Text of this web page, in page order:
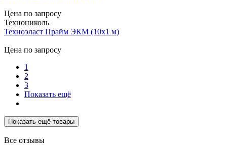
Цена по запросу
Технониколь
Техноэласт Прайм ЭКМ (10х1 м)
Цена по запросу
1
2
3
Показать ещё
Показать ещё товары
Все отзывы